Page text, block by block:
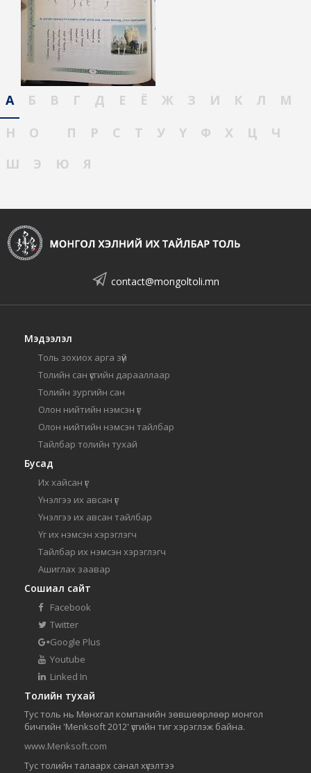
А Б В Г Д Е Ё Ж З И К Л
М
Н
О П Р С Т У Ү Ф Х Ц
Ч
Ш
Э Ю Я
contact@mongoltoli.mn
Мэдээлэл
Толь зохиох арга зүй
Толийн сан үсгийн дарааллаар
Толийн зургийн сан
Олон нийтийн нэмсэн үг
Олон нийтийн нэмсэн тайлбар
Тайлбар толийн тухай
Бусад
Их хайсан үг
Үнэлгээ их авсан үг
Үнэлгээ их авсан тайлбар
Үг их нэмсэн хэрэглэгч
Тайлбар их нэмсэн хэрэглэгч
Ашиглах заавар
Сошиал сайт
Facebook
Twitter
Google Plus
Youtube
Linked In
Толийн тухай
Тус толь нь Мөнхгал компанийн зөвшөөрлөөр монгол
бичгийн 'Menksoft 2012' үсгийн тиг хэрэглэж байна.
www.Menksoft.com
Тус толийн талаарх санал хүсэлтээ